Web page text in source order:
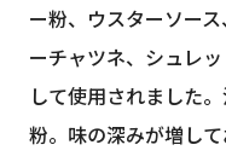
ー粉、ウスターソー
ーチャツネ、シュレ
して使用されました
粉。味の深みが増し